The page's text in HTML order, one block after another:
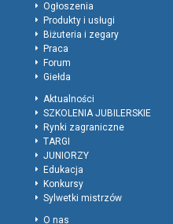
Ogłoszenia
Produkty i usługi
Biżuteria i zegary
Praca
Forum
Giełda
Aktualności
SZKOLENIA JUBILERSKIE
Rynki zagraniczne
TARGI
JUNIORZY
Edukacja
Konkursy
Sylwetki mistrzów
O nas